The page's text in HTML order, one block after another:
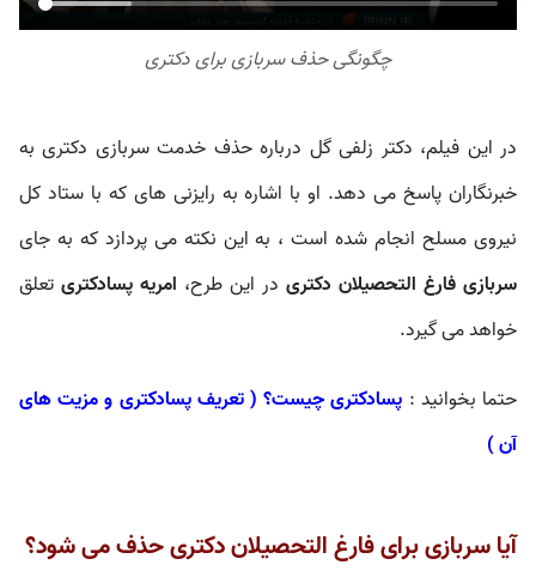
چگونگی حذف سربازی برای دکتری
در این فیلم، دکتر زلفی گل درباره حذف خدمت سربازی دکتری به
خبرنگاران پاسخ می دهد. او با اشاره به رایزنی های که با ستاد کل
نیروی مسلح انجام شده است ، به این نکته می پردازد که به جای
سربازی فارغ التحصیلان دکتری در این طرح، امریه پسادکتری تعلق
خواهد می گیرد.
حتما بخوانید : پسادکتری چیست؟ ( تعریف پسادکتری و مزیت های
آن )
آیا سربازی برای فارغ التحصیلان دکتری حذف می شود؟